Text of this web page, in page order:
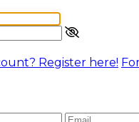
Register here!